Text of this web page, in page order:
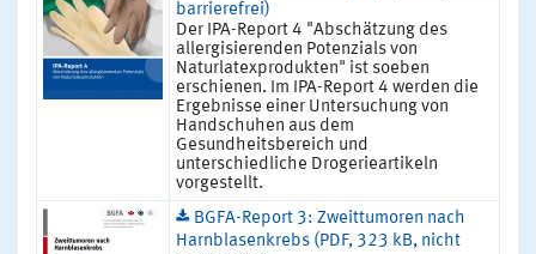
barrierefrei)
Der IPA-Report 4 "Abschätzung des
allergisierenden Potenzials von
Naturlatexprodukten" ist soeben
erschienen. Im IPA-Report 4 werden die
Ergebnisse einer Untersuchung von
Handschuhen aus dem
Gesundheitsbereich und
unterschiedliche Drogerieartikeln
vorgestellt.
BGFA-Report 3: Zweittumoren nach
Harnblasenkrebs (PDF, 323 kB, nicht